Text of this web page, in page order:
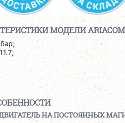
МОДЕЛИ ARIACOM
НА ПОСТОЯННЫХ